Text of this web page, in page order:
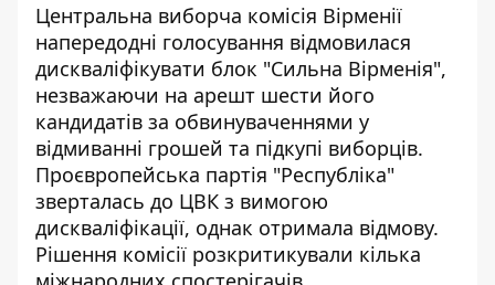
Центральна виборча комісія Вірменії
напередодні голосування відмовилася
дискваліфікувати блок "Сильна Вірменія",
незважаючи на арешт шести його
кандидатів за обвинуваченнями у
відмиванні грошей та підкупі виборців.
Проєвропейська партія "Республіка"
зверталась до ЦВК з вимогою
дискваліфікації, однак отримала відмову.
Рішення комісії розкритикували кілька